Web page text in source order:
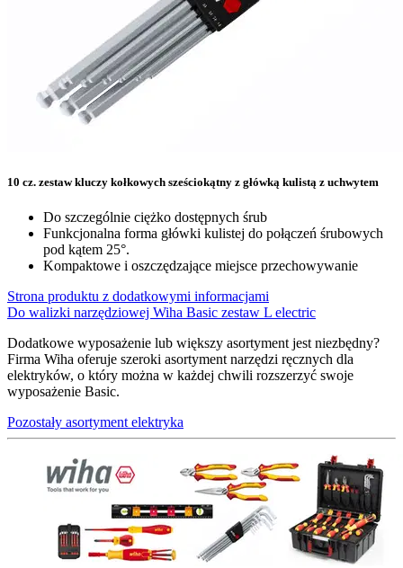
10 cz. zestaw kluczy kołkowych sześciokątny z główką kulistą z uchwytem
Do szczególnie ciężko dostępnych śrub
Funkcjonalna forma główki kulistej do połączeń śrubowych
pod kątem 25°.
Kompaktowe i oszczędzające miejsce przechowywanie
Strona produktu z dodatkowymi informacjami
Do walizki narzędziowej Wiha Basic zestaw L electric
Dodatkowe wyposażenie lub większy asortyment jest niezbędny?
Firma Wiha oferuje szeroki asortyment narzędzi ręcznych dla
elektryków, o który można w każdej chwili rozszerzyć swoje
wyposażenie Basic.
Pozostały asortyment elektryka